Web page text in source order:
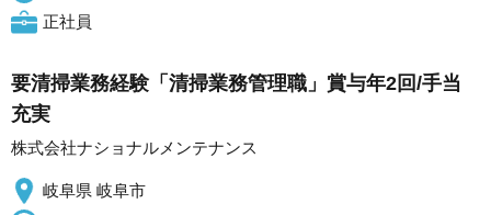
正社員
要清掃業務経験「清掃業務管理職」賞与年2回/手当
充実
株式会社ナショナルメンテナンス
岐阜県 岐阜市